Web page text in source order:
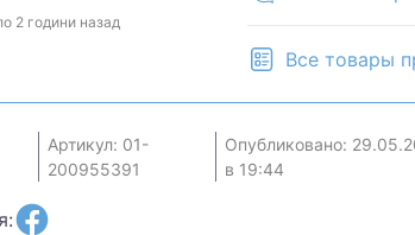
5.2 для быстрой связи. Идеально
Без дефектов, в хорошем
2 години назад
Все товары
Артикул: 01-
200955391
Опубликовано:
в 19:44